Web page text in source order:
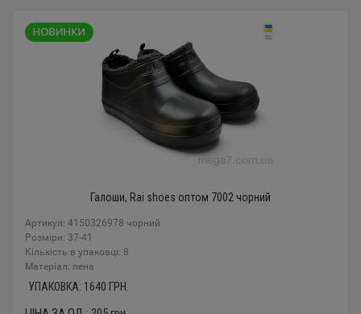
Галоши, Rai shoes оптом 7002 чорний
Артикул: 4150326978 чорний
Розміри: 37-41
Кількість в упаковці: 8
Mатеріал: пена
УПАКОВКА: 1640 ГРН.